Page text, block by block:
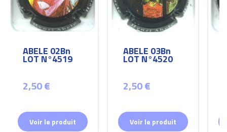
ABELE 02Bn
LOT N°4519
2,50 €
Voir le produit
ABELE 03Bn
LOT N°4520
2,50 €
Voir le produit